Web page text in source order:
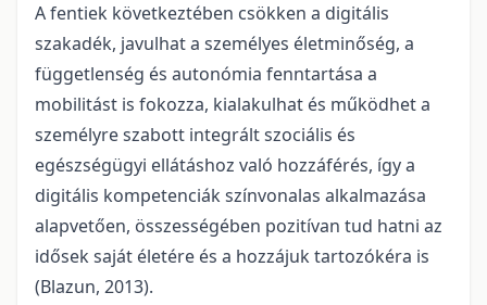
A fentiek következtében csökken a digitális
szakadék, javulhat a személyes életminőség, a
függetlenség és autonómia fenntartása a
mobilitást is fokozza, kialakulhat és működhet a
személyre szabott integrált szociális és
egészségügyi ellátáshoz való hozzáférés, így a
digitális kompetenciák színvonalas alkalmazása
alapvetően, összességében pozitívan tud hatni az
idősek saját életére és a hozzájuk tartozókéra is
(Blazun, 2013).